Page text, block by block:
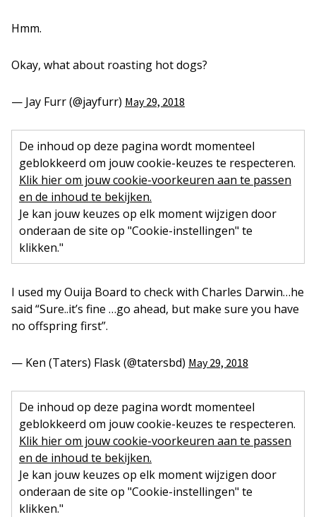
Hmm.
Okay, what about roasting hot dogs?
— Jay Furr (@jayfurr) May 29, 2018
De inhoud op deze pagina wordt momenteel
geblokkeerd om jouw cookie-keuzes te respecteren.
Klik hier om jouw cookie-voorkeuren aan te passen
en de inhoud te bekijken.
Je kan jouw keuzes op elk moment wijzigen door
onderaan de site op "Cookie-instellingen" te
klikken."
I used my Ouija Board to check with Charles Darwin…he
said “Sure..it’s fine …go ahead, but make sure you have
no offspring first”.
— Ken (Taters) Flask (@tatersbd) May 29, 2018
De inhoud op deze pagina wordt momenteel
geblokkeerd om jouw cookie-keuzes te respecteren.
Klik hier om jouw cookie-voorkeuren aan te passen
en de inhoud te bekijken.
Je kan jouw keuzes op elk moment wijzigen door
onderaan de site op "Cookie-instellingen" te
klikken."